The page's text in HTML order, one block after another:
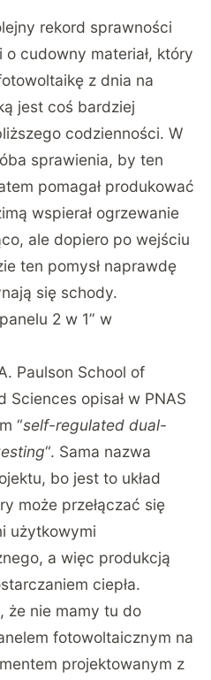
rekord sprawności
cudowny materiał, który
z dnia na
jest coś bardziej
codzienności. W
sprawienia, by ten
pomagał produkować
wspierał ogrzewanie
ale dopiero po wejściu
ten pomysł naprawdę
się schody.
2 w 1” w
Paulson School of
Sciences opisał w PNAS
“self-regulated dual-
“. Sama nazwa
bo jest to układ
może przełączać się
użytkowymi
a więc produkcją
ciepła.
że nie mamy tu do
fotowoltaicznym na
projektowanym z